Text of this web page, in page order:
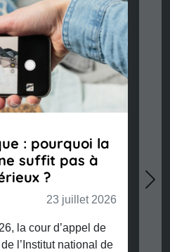
la
de
#INFOGRAPHIE
la protection de